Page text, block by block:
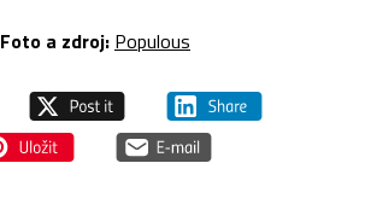
Foto a zdroj: Populous